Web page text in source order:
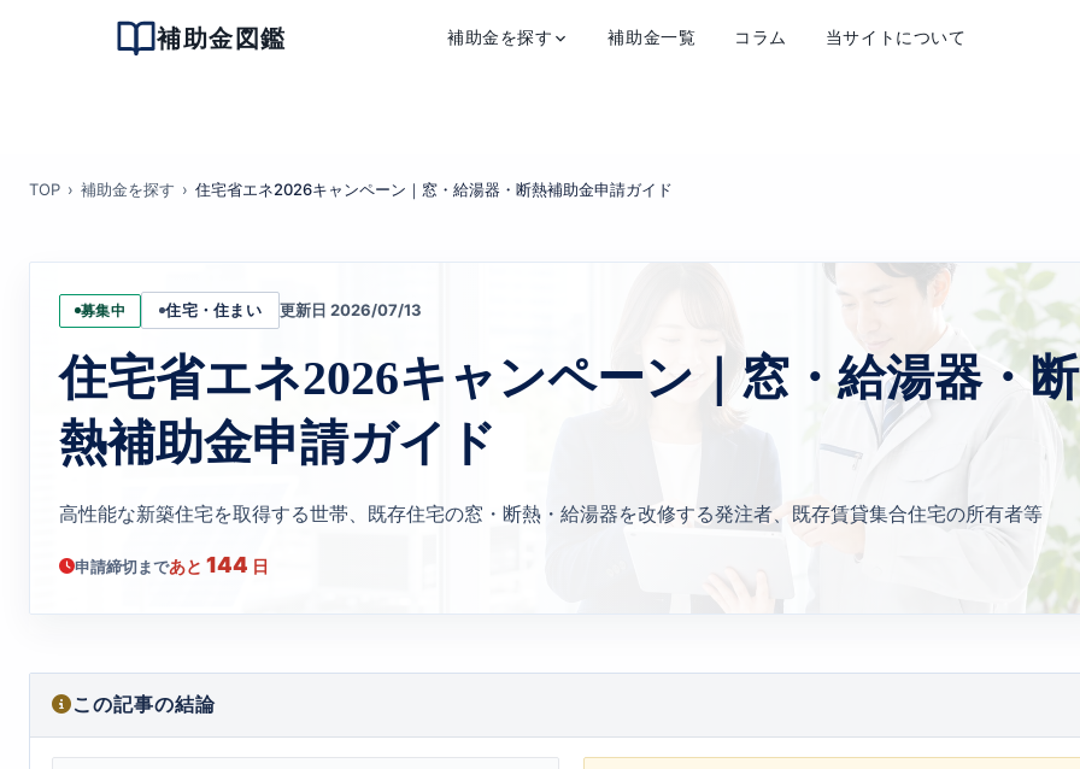
補助金図鑑 補助金を探す 補助金一覧 コラム 当サイトについて
TOP 補助金を探す 住宅省エネ2026キャンペーン｜窓・給湯器・断熱補助金申請ガイド
募集中 住宅・住まい 更新日 2026/07/13
住宅省エネ2026キャンペーン｜窓・給湯器・断
熱補助金申請ガイド
高性能な新築住宅を取得する世帯、既存住宅の窓・断熱・給湯器を改修する発注者、既存賃貸集合住宅の所有者等
申請締切まであと 144 日
この記事の結論